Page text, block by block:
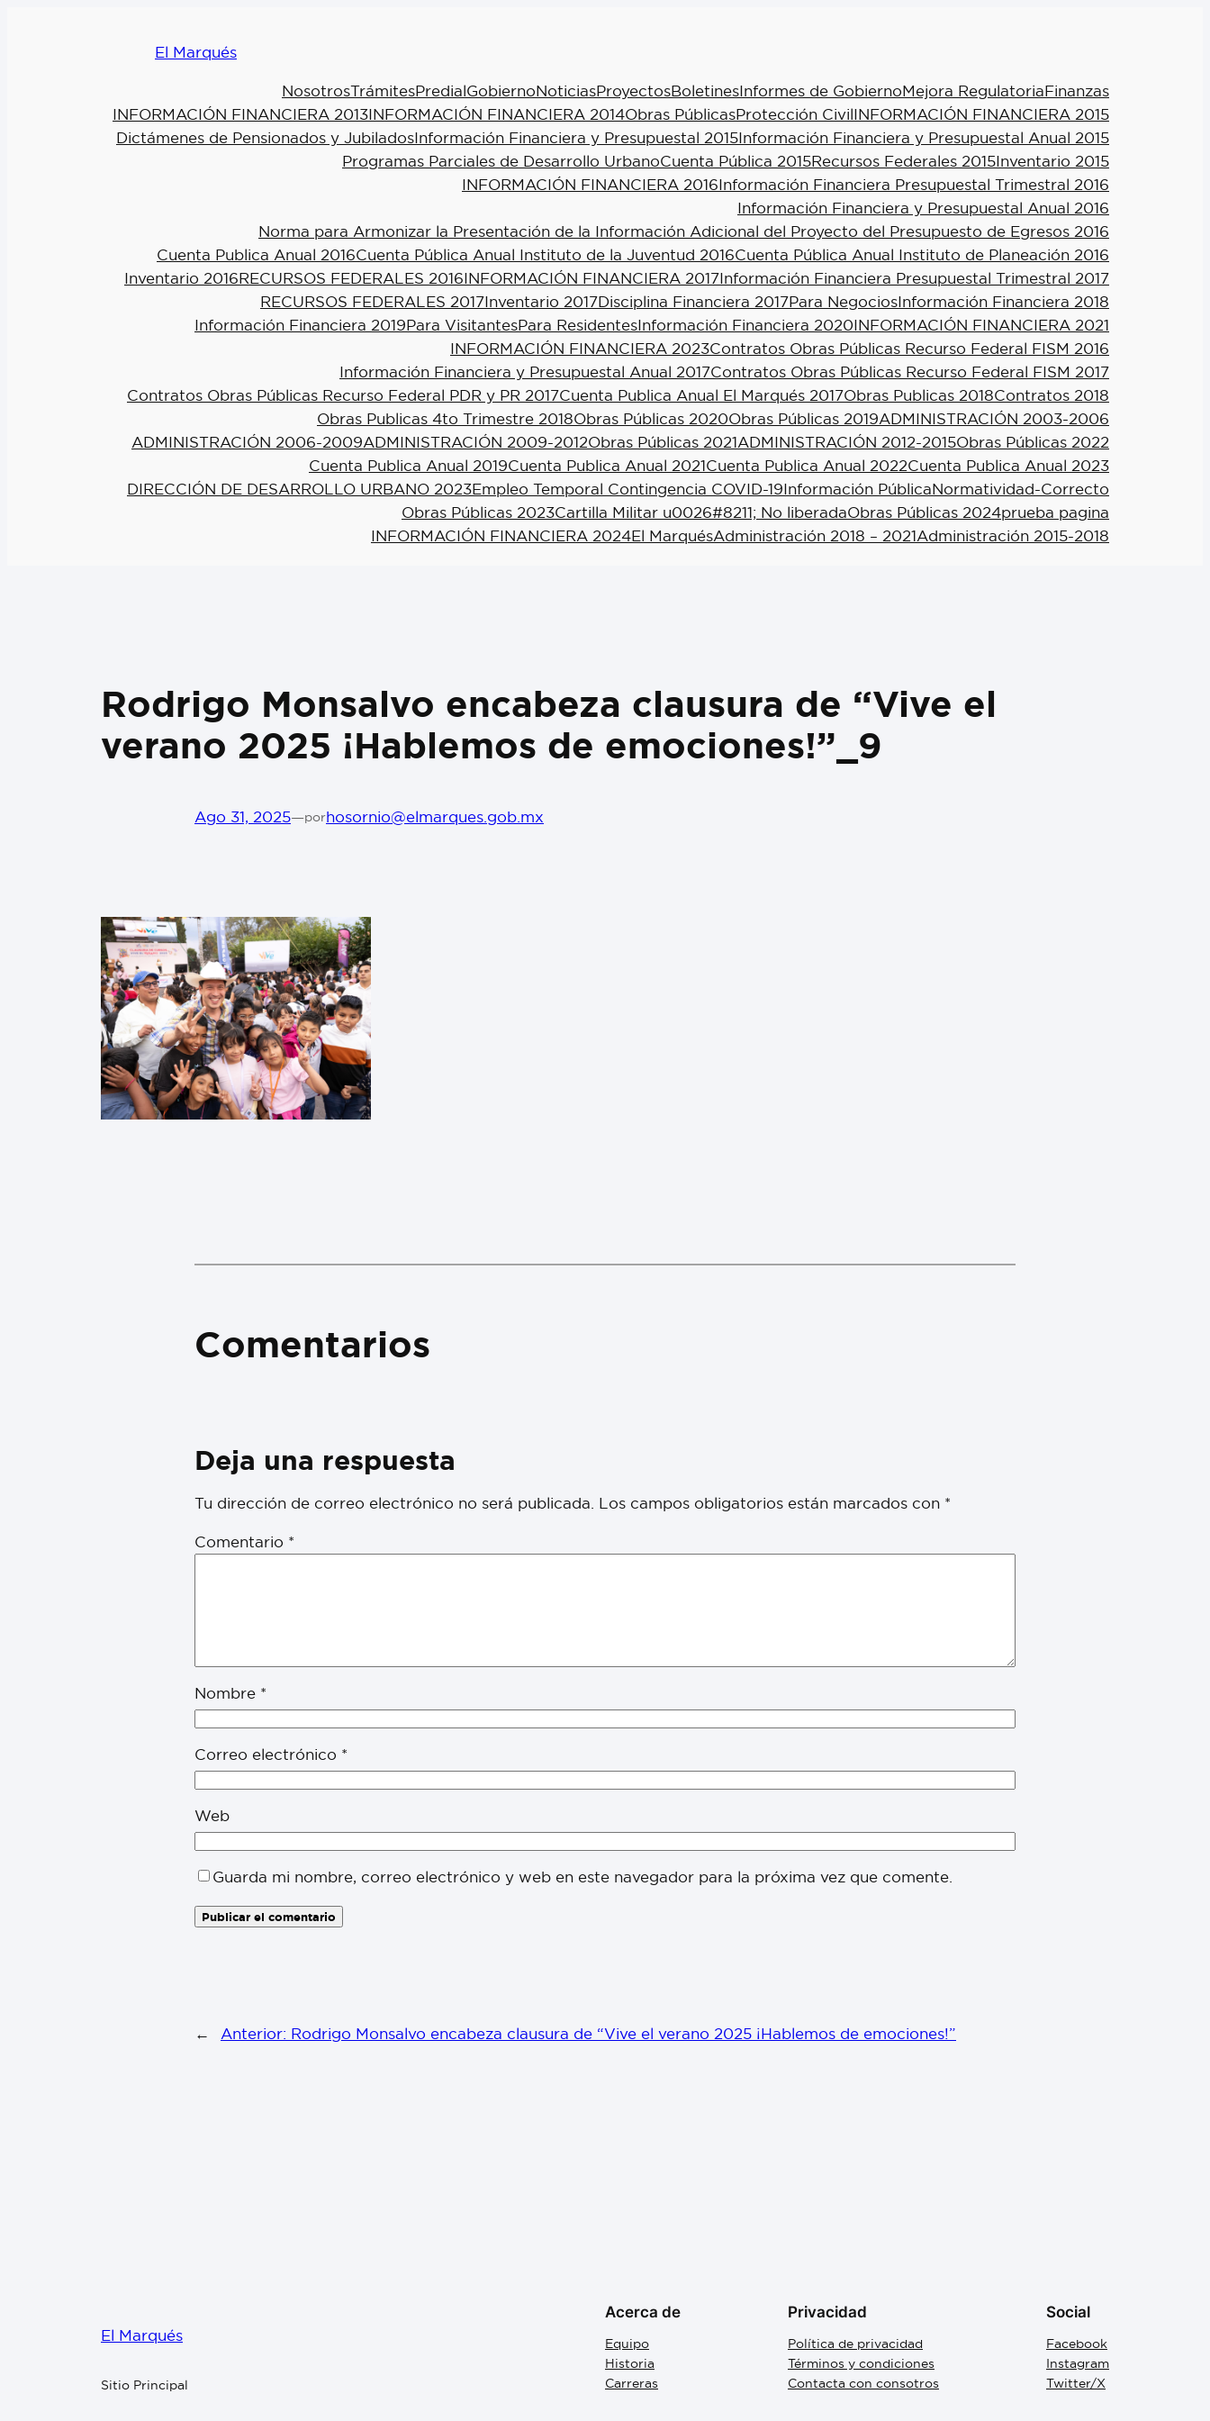
El Marqués
NosotrosTrámitesPredialGobiernoNoticiasProyectosBoletinesInformes de GobiernoMejora RegulatoriaFinanzas
INFORMACIÓN FINANCIERA 2013INFORMACIÓN FINANCIERA 2014Obras PúblicasProtección CivilINFORMACIÓN FINANCIERA 2015
Dictámenes de Pensionados y JubiladosInformación Financiera y Presupuestal 2015Información Financiera y Presupuestal Anual 2015
Programas Parciales de Desarrollo UrbanoCuenta Pública 2015Recursos Federales 2015Inventario 2015
INFORMACIÓN FINANCIERA 2016Información Financiera Presupuestal Trimestral 2016
Información Financiera y Presupuestal Anual 2016
Norma para Armonizar la Presentación de la Información Adicional del Proyecto del Presupuesto de Egresos 2016
Cuenta Publica Anual 2016Cuenta Pública Anual Instituto de la Juventud 2016Cuenta Pública Anual Instituto de Planeación 2016
Inventario 2016RECURSOS FEDERALES 2016INFORMACIÓN FINANCIERA 2017Información Financiera Presupuestal Trimestral 2017
RECURSOS FEDERALES 2017Inventario 2017Disciplina Financiera 2017Para NegociosInformación Financiera 2018
Información Financiera 2019Para VisitantesPara ResidentesInformación Financiera 2020INFORMACIÓN FINANCIERA 2021
INFORMACIÓN FINANCIERA 2023Contratos Obras Públicas Recurso Federal FISM 2016
Información Financiera y Presupuestal Anual 2017Contratos Obras Públicas Recurso Federal FISM 2017
Contratos Obras Públicas Recurso Federal PDR y PR 2017Cuenta Publica Anual El Marqués 2017Obras Publicas 2018Contratos 2018
Obras Publicas 4to Trimestre 2018Obras Públicas 2020Obras Públicas 2019ADMINISTRACIÓN 2003-2006
ADMINISTRACIÓN 2006-2009ADMINISTRACIÓN 2009-2012Obras Públicas 2021ADMINISTRACIÓN 2012-2015Obras Públicas 2022
Cuenta Publica Anual 2019Cuenta Publica Anual 2021Cuenta Publica Anual 2022Cuenta Publica Anual 2023
DIRECCIÓN DE DESARROLLO URBANO 2023Empleo Temporal Contingencia COVID-19Información PúblicaNormatividad-Correcto
Obras Públicas 2023Cartilla Militar u0026#8211; No liberadaObras Públicas 2024prueba pagina
INFORMACIÓN FINANCIERA 2024El MarquésAdministración 2018 – 2021Administración 2015-2018
Rodrigo Monsalvo encabeza clausura de “Vive el
verano 2025 ¡Hablemos de emociones!”_9
Ago 31, 2025—porhosornio@elmarques.gob.mx
Comentarios
Deja una respuesta
Tu dirección de correo electrónico no será publicada. Los campos obligatorios están marcados con *
Comentario *
Nombre *
Correo electrónico *
Web
Guarda mi nombre, correo electrónico y web en este navegador para la próxima vez que comente.
← Anterior: Rodrigo Monsalvo encabeza clausura de “Vive el verano 2025 ¡Hablemos de emociones!”
El Marqués
Sitio Principal
Acerca de
Equipo
Historia
Carreras
Privacidad
Política de privacidad
Términos y condiciones
Contacta con consotros
Social
Facebook
Instagram
Twitter/X